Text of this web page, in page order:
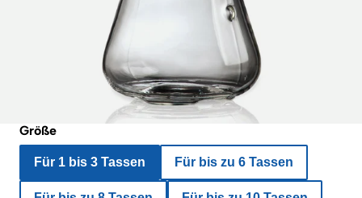
Größe
Für 1 bis 3 Tassen Für bis zu 6 Tassen